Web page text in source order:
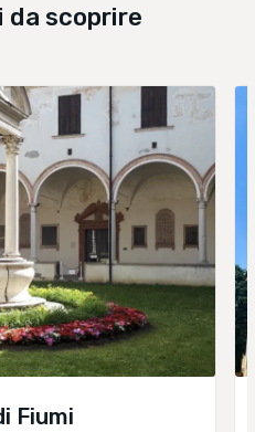
scoprire
Fiumi